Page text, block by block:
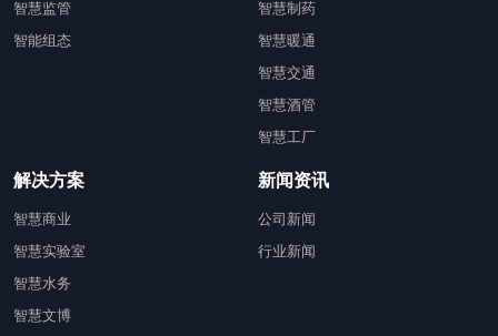
智慧监管
智能组态
智慧制药
智慧暖通
智慧交通
智慧酒管
智慧工厂
解决方案
智慧商业
智慧实验室
智慧水务
智慧文博
新闻资讯
公司新闻
行业新闻